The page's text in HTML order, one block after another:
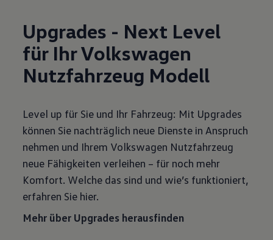
Upgrades - Next Level
für Ihr Volkswagen
Nutzfahrzeug Modell
Level up für Sie und Ihr Fahrzeug: Mit Upgrades
können Sie nachträglich neue Dienste in Anspruch
nehmen und Ihrem Volkswagen Nutzfahrzeug
neue Fähigkeiten verleihen – für noch mehr
Komfort. Welche das sind und wie’s funktioniert,
erfahren Sie hier.
Mehr über Upgrades herausfinden